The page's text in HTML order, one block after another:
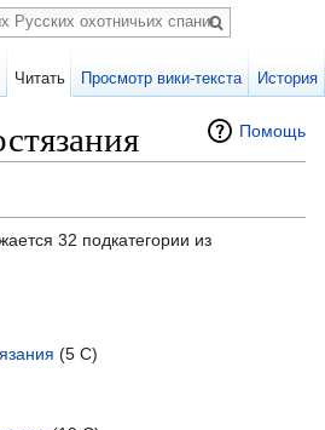
Помощь
32 подкатегории из
‎(5 С)
Читать Просмотр вики-текста История